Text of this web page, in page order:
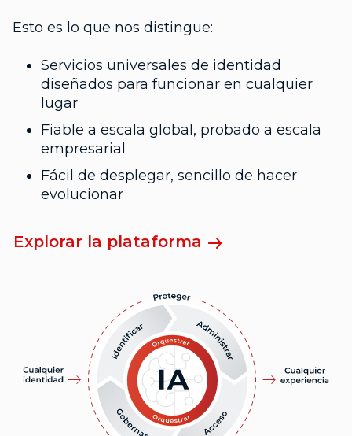
Esto es lo que nos distingue:
Servicios universales de identidad
diseñados para funcionar en cualquier
lugar
Fiable a escala global, probado a escala
empresarial
Fácil de desplegar, sencillo de hacer
evolucionar
Explorar la plataforma